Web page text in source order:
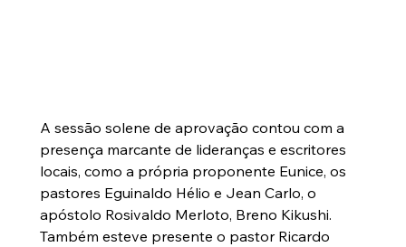
A sessão solene de aprovação contou com a
presença marcante de lideranças e escritores
locais, como a própria proponente Eunice, os
pastores Eguinaldo Hélio e Jean Carlo, o
apóstolo Rosivaldo Merloto, Breno Kikushi.
Também esteve presente o pastor Ricardo